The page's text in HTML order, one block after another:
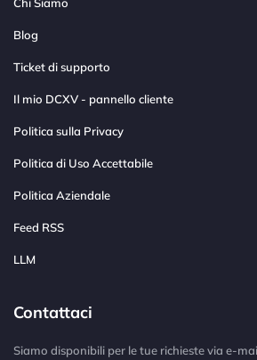
Chi Siamo
Blog
Ticket di supporto
Il mio DCXV - pannello cliente
Politica sulla Privacy
Politica di Uso Accettabile
Politica Aziendale
Feed RSS
LLM
Contattaci
Siamo disponibili per le tue richieste via e-